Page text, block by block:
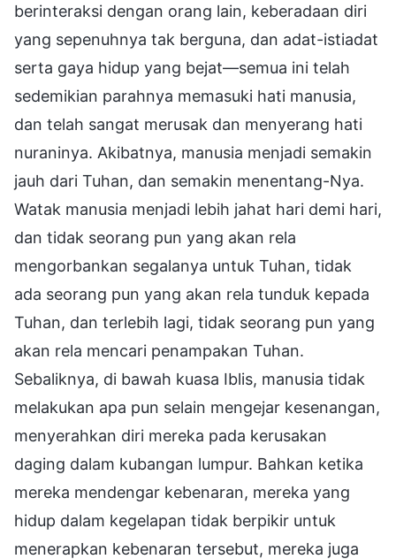
berinteraksi dengan orang lain, keberadaan diri
yang sepenuhnya tak berguna, dan adat-istiadat
serta gaya hidup yang bejat—semua ini telah
sedemikian parahnya memasuki hati manusia,
dan telah sangat merusak dan menyerang hati
nuraninya. Akibatnya, manusia menjadi semakin
jauh dari Tuhan, dan semakin menentang-Nya.
Watak manusia menjadi lebih jahat hari demi hari,
dan tidak seorang pun yang akan rela
mengorbankan segalanya untuk Tuhan, tidak
ada seorang pun yang akan rela tunduk kepada
Tuhan, dan terlebih lagi, tidak seorang pun yang
akan rela mencari penampakan Tuhan.
Sebaliknya, di bawah kuasa Iblis, manusia tidak
melakukan apa pun selain mengejar kesenangan,
menyerahkan diri mereka pada kerusakan
daging dalam kubangan lumpur. Bahkan ketika
mereka mendengar kebenaran, mereka yang
hidup dalam kegelapan tidak berpikir untuk
menerapkan kebenaran tersebut, mereka juga